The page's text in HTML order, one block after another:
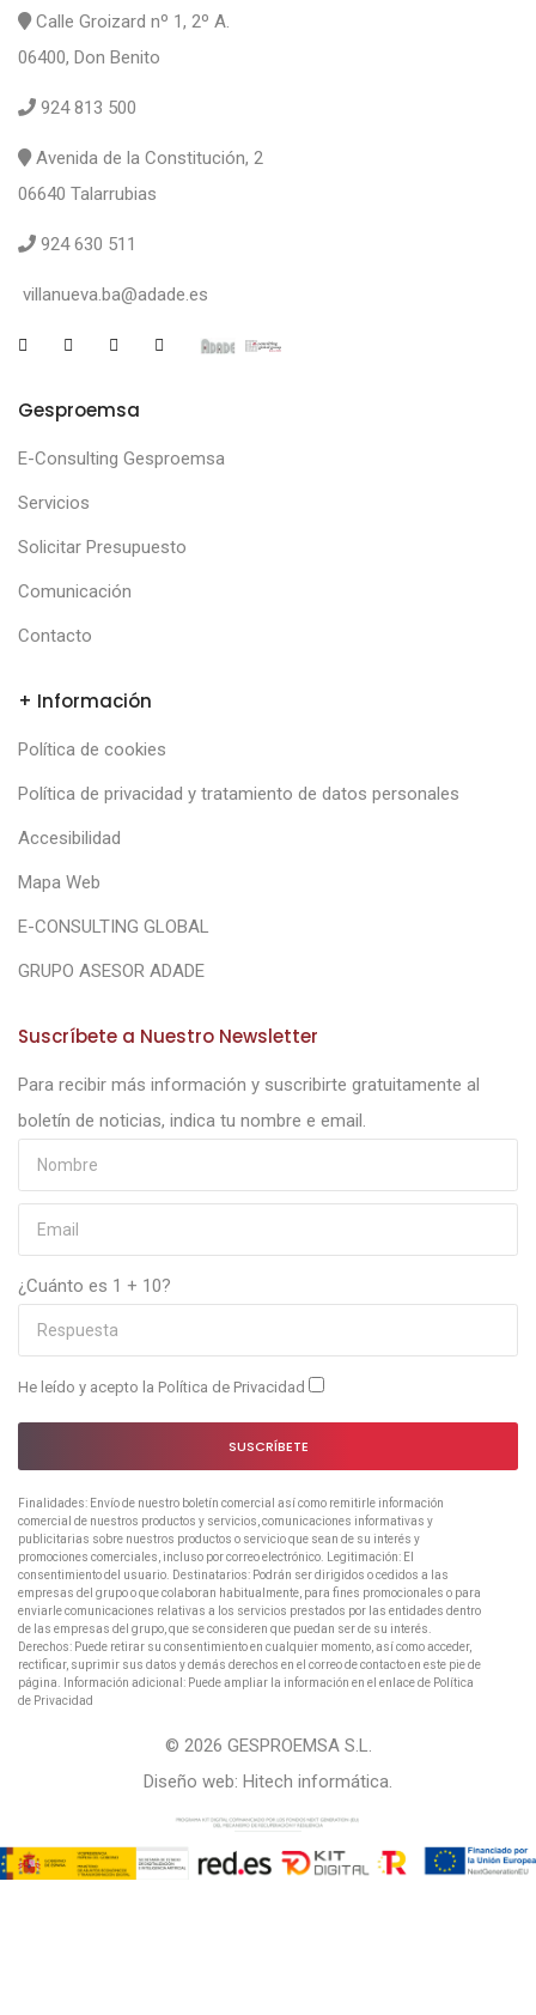
Calle Groizard nº 1, 2º A.
06400, Don Benito
924 813 500
Avenida de la Constitución, 2
06640 Talarrubias
924 630 511
villanueva.ba@adade.es
Gesproemsa
E-Consulting Gesproemsa
Servicios
Solicitar Presupuesto
Comunicación
Contacto
+ Información
Política de cookies
Política de privacidad y tratamiento de datos personales
Accesibilidad
Mapa Web
E-CONSULTING GLOBAL
GRUPO ASESOR ADADE
Suscríbete a Nuestro Newsletter
Para recibir más información y suscribirte gratuitamente al
boletín de noticias, indica tu nombre e email.
¿Cuánto es 1 + 10?
He leído y acepto la Política de Privacidad
SUSCRÍBETE
Finalidades: Envío de nuestro boletín comercial así como remitirle información
comercial de nuestros productos y servicios, comunicaciones informativas y
publicitarias sobre nuestros productos o servicio que sean de su interés y
promociones comerciales, incluso por correo electrónico. Legitimación: El
consentimiento del usuario. Destinatarios: Podrán ser dirigidos o cedidos a las
empresas del grupo o que colaboran habitualmente, para fines promocionales o para
enviarle comunicaciones relativas a los servicios prestados por las entidades dentro
de las empresas del grupo, que se consideren que puedan ser de su interés.
Derechos: Puede retirar su consentimiento en cualquier momento, así como acceder,
rectificar, suprimir sus datos y demás derechos en el correo de contacto en este pie de
página. Información adicional: Puede ampliar la información en el enlace de Política
de Privacidad
© 2026 GESPROEMSA S.L.
Diseño web: Hitech informática.